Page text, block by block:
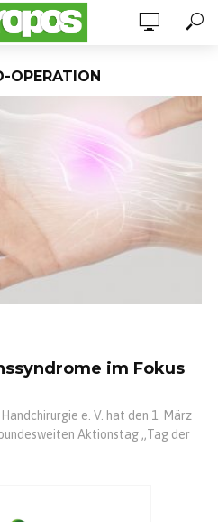
OPERATION
im Fokus
e. V. hat den 1. März
Aktionstag „Tag der